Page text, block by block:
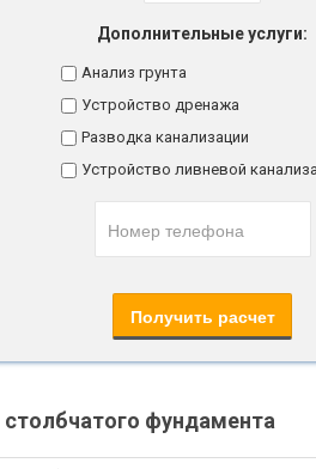
Дополнительные услуги:
Анализ грунта
Устройство дренажа
Разводка канализации
Устройство ливневой
фундамента